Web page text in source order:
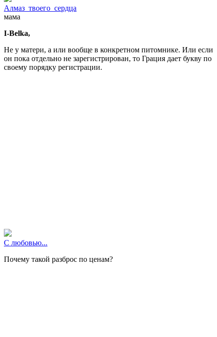
Алмаз_твоего_сердца
мама
I-Belka,
Не у матери, а или вообще в конкретном питомнике. Или если
он пока отдельно не зарегистрирован, то Грация дает букву по
своему порядку регистрации.
С любовью...
Почему такой разброс по ценам?